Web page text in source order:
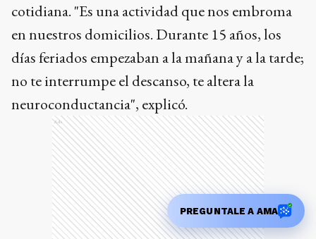
cotidiana. "Es una actividad que nos embroma
en nuestros domicilios. Durante 15 años, los
días feriados empezaban a la mañana y a la tarde;
no te interrumpe el descanso, te altera la
neuroconductancia", explicó.
Ads
PREGUNTALE A AMA